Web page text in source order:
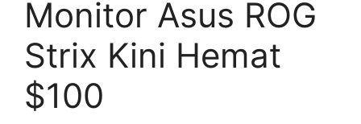
Monitor Asus ROG
Strix Kini Hemat
$100